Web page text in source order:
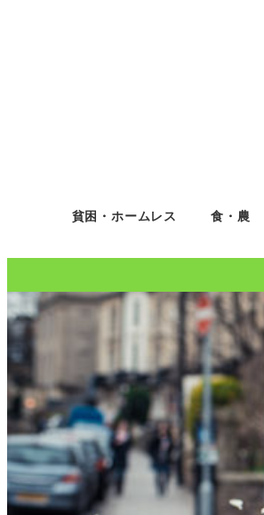
貧困・ホームレス 食・農